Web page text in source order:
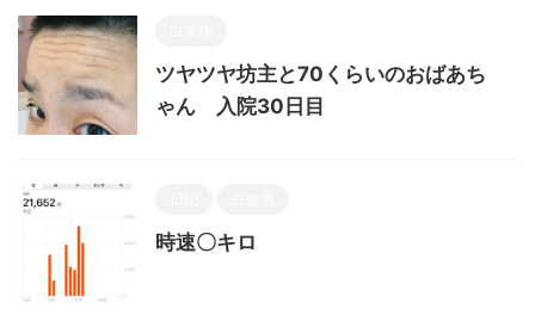
ツヤツヤ坊主と70くらいのおばあち
ゃん 入院30日目
時速〇キロ